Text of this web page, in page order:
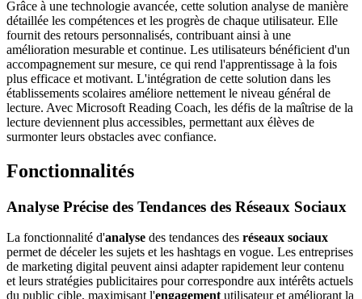
Grâce à une technologie avancée, cette solution analyse de manière
détaillée les compétences et les progrès de chaque utilisateur. Elle
fournit des retours personnalisés, contribuant ainsi à une
amélioration mesurable et continue. Les utilisateurs bénéficient d'un
accompagnement sur mesure, ce qui rend l'apprentissage à la fois
plus efficace et motivant. L'intégration de cette solution dans les
établissements scolaires améliore nettement le niveau général de
lecture. Avec Microsoft Reading Coach, les défis de la maîtrise de la
lecture deviennent plus accessibles, permettant aux élèves de
surmonter leurs obstacles avec confiance.
Fonctionnalités
Analyse Précise des Tendances des Réseaux Sociaux
La fonctionnalité d'analyse des tendances des réseaux sociaux
permet de déceler les sujets et les hashtags en vogue. Les entreprises
de marketing digital peuvent ainsi adapter rapidement leur contenu
et leurs stratégies publicitaires pour correspondre aux intérêts actuels
du public cible, maximisant l'engagementutilisateur et améliorant la